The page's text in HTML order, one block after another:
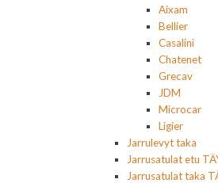
Aixam
Bellier
Casalini
Chatenet
Grecav
JDM
Microcar
Ligier
Jarrulevyt taka
Jarrusatulat etu
Jarrusatulat taka